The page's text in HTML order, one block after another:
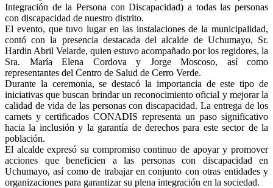
Integración de la Persona con Discapacidad) a todas las personas
con discapacidad de nuestro distrito.
El evento, que tuvo lugar en las instalaciones de la municipalidad,
contó con la presencia destacada del alcalde de Uchumayo, Sr.
Hardin Abril Velarde, quien estuvo acompañado por los regidores, la
Sra. María Elena Cordova y Jorge Moscoso, así como
representantes del Centro de Salud de Cerro Verde.
Durante la ceremonia, se destacó la importancia de este tipo de
iniciativas que buscan brindar un reconocimiento oficial y mejorar la
calidad de vida de las personas con discapacidad. La entrega de los
carnets y certificados CONADIS representa un paso significativo
hacia la inclusión y la garantía de derechos para este sector de la
población.
El alcalde expresó su compromiso continuo de apoyar y promover
acciones que beneficien a las personas con discapacidad en
Uchumayo, así como de trabajar en conjunto con otras entidades y
organizaciones para garantizar su plena integración en la sociedad.